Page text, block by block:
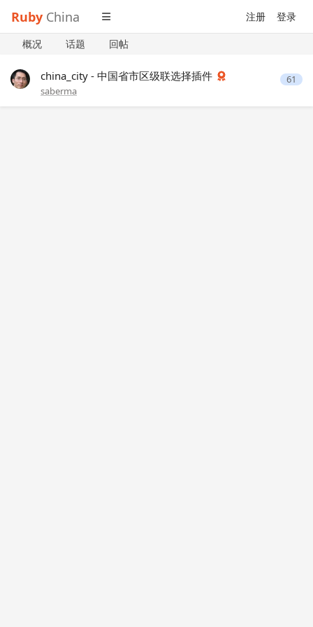
Ruby China 注册 登录
概况 话题 回帖
china_city - 中国省市区级联选择插件
saberma
61